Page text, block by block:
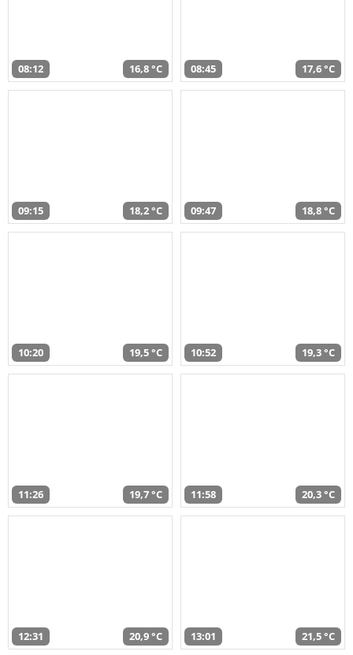
08:12 16,8 °C 08:45 17,6 °C
09:15 18,2 °C 09:47 18,8 °C
10:20 19,5 °C 10:52 19,3 °C
11:26 19,7 °C 11:58 20,3 °C
12:31 20,9 °C 13:01 21,5 °C